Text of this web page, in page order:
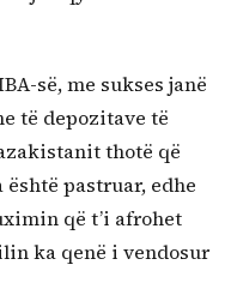
së, me sukses janë
të depozitave të
thotë që
pastruar, edhe
që t’i afrohet
ka qenë i vendosur